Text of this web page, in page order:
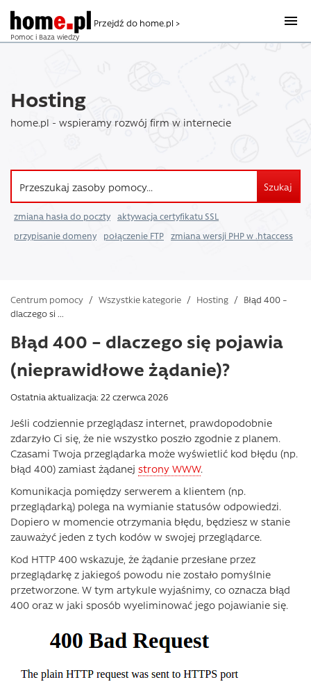
Pomoc i Baza wiedzy
Przejdź do home.pl >
Hosting
home.pl - wspieramy rozwój firm w internecie
Szukaj
zmiana hasła do poczty
aktywacja certyfikatu SSL
przypisanie domeny
połączenie FTP zmiana wersji PHP w .htaccess
Centrum pomocy / Wszystkie kategorie / Hosting / Błąd 400 –
dlaczego si ...
Błąd 400 – dlaczego się pojawia
(nieprawidłowe żądanie)?
Ostatnia aktualizacja: 22 czerwca 2026
Jeśli codziennie przeglądasz internet, prawdopodobnie
zdarzyło Ci się, że nie wszystko poszło zgodnie z planem.
Czasami Twoja przeglądarka może wyświetlić kod błędu (np.
błąd 400) zamiast żądanej strony WWW.
Komunikacja pomiędzy serwerem a klientem (np.
przeglądarką) polega na wymianie statusów odpowiedzi.
Dopiero w momencie otrzymania błędu, będziesz w stanie
zauważyć jeden z tych kodów w swojej przeglądarce.
Kod HTTP 400 wskazuje, że żądanie przesłane przez
przeglądarkę z jakiegoś powodu nie zostało pomyślnie
przetworzone. W tym artykule wyjaśnimy, co oznacza błąd
400 oraz w jaki sposób wyeliminować jego pojawianie się.